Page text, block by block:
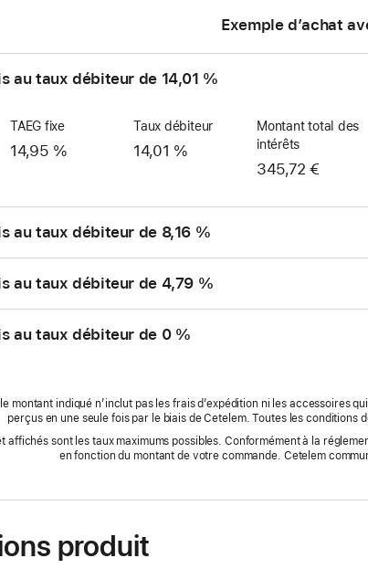
Exemple d’achat
au taux débiteur de 14,01 %
TAEG fixe
14,95 %
Taux débiteur
14,01 %
Montant total des
intérêts
345,72 €
au taux débiteur de 8,16 %
au taux débiteur de 4,79 %
au taux débiteur de 0 %
montant indiqué n’inclut pas les frais d’expédition ni les accessoires
perçus en une seule fois par le biais de Cetelem. Toutes les conditions
affichés sont les taux maximums possibles. Conformément à la
en fonction du montant de votre commande. Cetelem
produit